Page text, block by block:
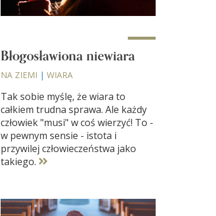
Błogosławiona niewiara
NA ZIEMI | WIARA
Tak sobie myślę, że wiara to
całkiem trudna sprawa. Ale każdy
człowiek "musi" w coś wierzyć! To -
w pewnym sensie - istota i
przywilej człowieczeństwa jako
takiego.